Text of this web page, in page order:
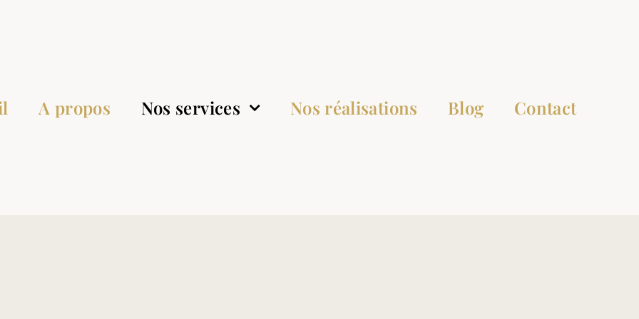
A propos Nos services Nos réalisations Blog Contact